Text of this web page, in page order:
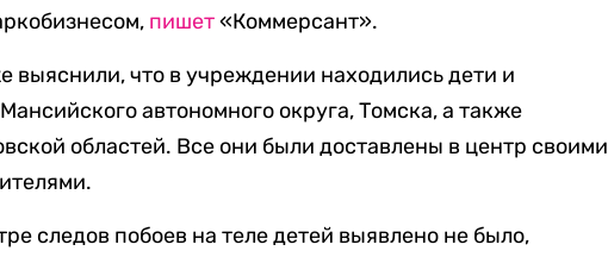
пишет«Коммерсант».
выяснили, что в учреждении находились дети и
автономного округа, Томска, а также
областей. Все они были доставлены в центр своими
следов побоев на теле детей выявлено не было,